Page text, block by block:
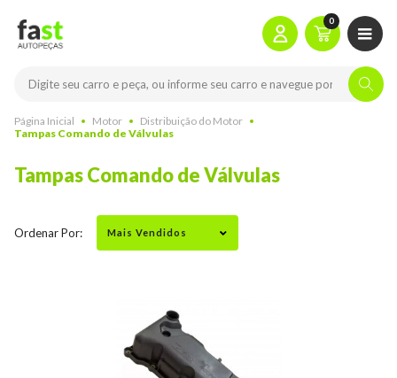
0
Página Inicial Motor
Distribuição do Motor
Tampas Comando de Válvulas
Tampas Comando de Válvulas
Ordenar Por: